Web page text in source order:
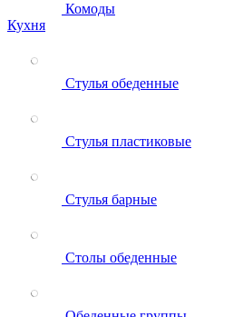
Комоды
Кухня
Стулья обеденные
Стулья пластиковые
Стулья барные
Столы обеденные